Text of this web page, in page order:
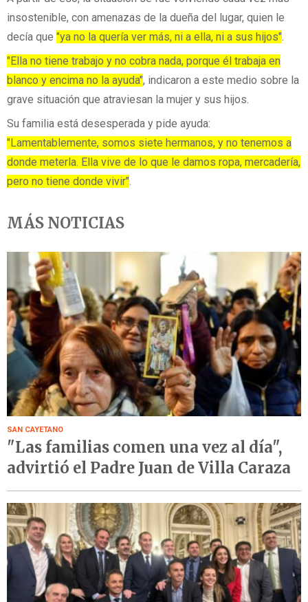
insostenible, con amenazas de la dueña del lugar, quien le
decía que "ya no la quería ver más, ni a ella, ni a sus hijos".
"Ella no tiene trabajo y no cobra nada, porque él trabaja en
blanco y encima no la ayuda", indicaron a este medio sobre la
grave situación que atraviesan la mujer y sus hijos.
Su familia está desesperada y pide ayuda:
"Lamentablemente, somos siete hermanos, y no tenemos a
donde meterla. Ella vive de lo que le damos ropa, mercadería,
pero no tiene donde vivir".
MÁS NOTICIAS
SAN CAYETANO
"Las familias comen una vez al día",
advirtió el Padre Juan de Villa Caraza